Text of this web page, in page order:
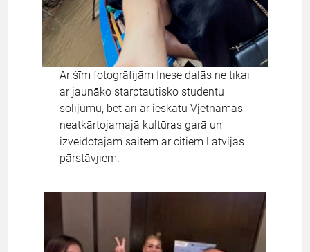
Ar šīm fotogrāfijām Inese dalās ne tikai
ar jaunāko starptautisko studentu
solījumu, bet arī ar ieskatu Vjetnamas
neatkārtojamajā kultūras garā un
izveidotajām saitēm ar citiem Latvijas
pārstāvjiem.